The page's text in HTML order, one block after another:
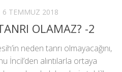
6 TEMMUZ 2018
OLAMAZ? -2
neden tanrı olmayacağını,
İncil’den alıntılarla ortaya